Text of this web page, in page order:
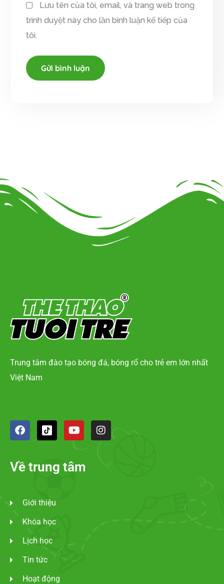
Lưu tên của tôi, email, và trang web trong
trình duyệt này cho lần bình luận kế tiếp của
tôi.
Trung tâm đào tạo bóng đá, bóng rổ cho trẻ em lớn nhất
Việt Nam
Về trung tâm
Giới thiệu
Khóa học
Lịch học
Tin tức
Hoạt động